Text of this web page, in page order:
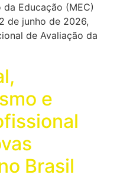
Educação (MEC)
de junho de 2026,
de Avaliação da
e
Brasil